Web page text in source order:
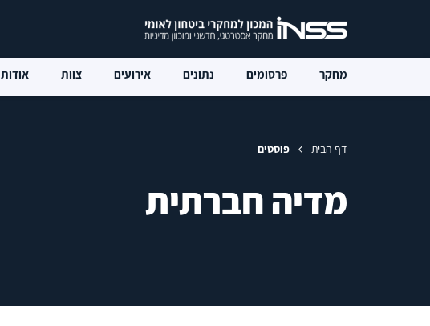
מחקר פרסומים נתונים אירועים צוות אודות
דף הבית פוסטים
מדיה חברתית